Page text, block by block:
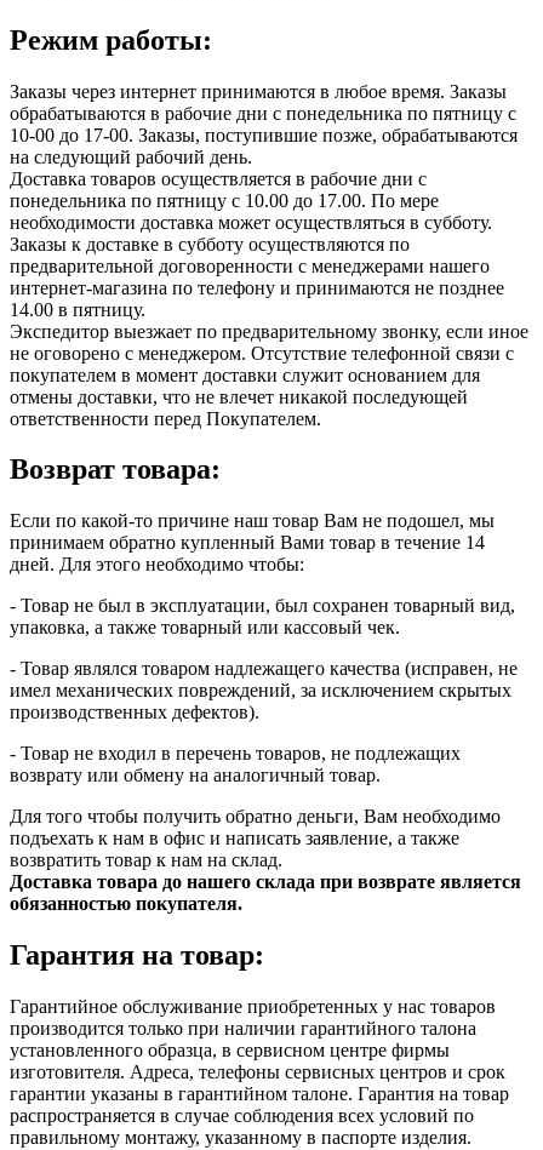
Режим работы:
Заказы через интернет принимаются в любое время. Заказы
обрабатываются в рабочие дни с понедельника по пятницу с
10-00 до 17-00. Заказы, поступившие позже, обрабатываются
на следующий рабочий день.
Доставка товаров осуществляется в рабочие дни с
понедельника по пятницу с 10.00 до 17.00. По мере
необходимости доставка может осуществляться в субботу.
Заказы к доставке в субботу осуществляются по
предварительной договоренности с менеджерами нашего
интернет-магазина по телефону и принимаются не позднее
14.00 в пятницу.
Экспедитор выезжает по предварительному звонку, если иное
не оговорено с менеджером. Отсутствие телефонной связи с
покупателем в момент доставки служит основанием для
отмены доставки, что не влечет никакой последующей
ответственности перед Покупателем.
Возврат товара:
Если по какой-то причине наш товар Вам не подошел, мы
принимаем обратно купленный Вами товар в течение 14
дней. Для этого необходимо чтобы:
- Товар не был в эксплуатации, был сохранен товарный вид,
упаковка, а также товарный или кассовый чек.
- Товар являлся товаром надлежащего качества (исправен, не
имел механических повреждений, за исключением скрытых
производственных дефектов).
- Товар не входил в перечень товаров, не подлежащих
возврату или обмену на аналогичный товар.
Для того чтобы получить обратно деньги, Вам необходимо
подъехать к нам в офис и написать заявление, а также
возвратить товар к нам на склад.
Доставка товара до нашего склада при возврате является
обязанностью покупателя.
Гарантия на товар:
Гарантийное обслуживание приобретенных у нас товаров
производится только при наличии гарантийного талона
установленного образца, в сервисном центре фирмы
изготовителя. Адреса, телефоны сервисных центров и срок
гарантии указаны в гарантийном талоне. Гарантия на товар
распространяется в случае соблюдения всех условий по
правильному монтажу, указанному в паспорте изделия.